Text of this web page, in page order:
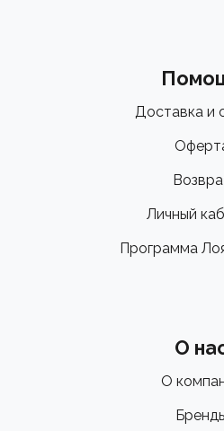
Доставка и
Личный
Программа
О
О